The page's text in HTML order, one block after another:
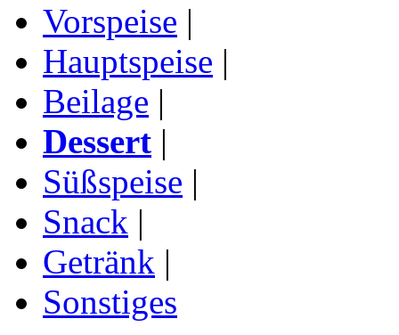
Vorspeise |
Hauptspeise |
Beilage |
Dessert |
Süßspeise |
Snack |
Getränk |
Sonstiges